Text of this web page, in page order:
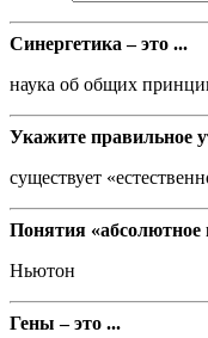
Синергетика – это ...
наука об общих
Укажите правильное
существует
Понятия «абсолютное
Ньютон
Гены – это ...